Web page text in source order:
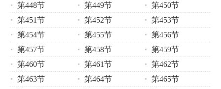
第448节 第449节
第450节
第451节
第452节
第453节
第454节
第455节
第456节
第457节
第458节
第459节
第460节
第461节
第462节
第463节
第464节
第465节